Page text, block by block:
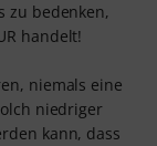
zu bedenken,
handelt!
niemals eine
niedriger
kann, dass